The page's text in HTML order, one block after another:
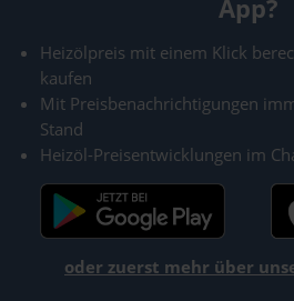
App?
Heizölpreis mit einem Klick
kaufen
Mit Preisbenachrichtigungen
Stand
Heizöl-Preisentwicklungen im
oder zuerst mehr über